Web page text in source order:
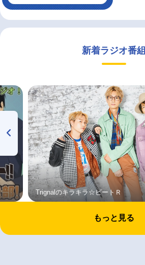
新着ラジオ番組
Trignalのキラキラ☆ビートＲ
もっと見る